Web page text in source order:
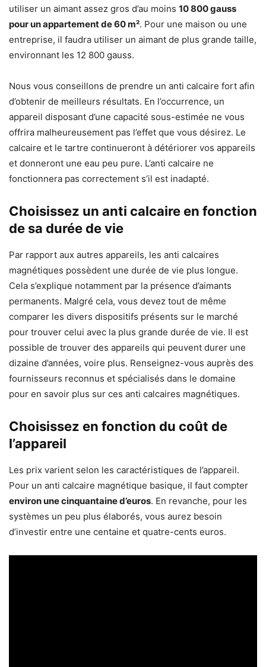
utiliser un aimant assez gros d’au moins 10 800 gauss
pour un appartement de 60 m². Pour une maison ou une
entreprise, il faudra utiliser un aimant de plus grande taille,
environnant les 12 800 gauss.
Nous vous conseillons de prendre un anti calcaire fort afin
d’obtenir de meilleurs résultats. En l’occurrence, un
appareil disposant d’une capacité sous-estimée ne vous
offrira malheureusement pas l’effet que vous désirez. Le
calcaire et le tartre continueront à détériorer vos appareils
et donneront une eau peu pure. L’anti calcaire ne
fonctionnera pas correctement s’il est inadapté.
Choisissez un anti calcaire en fonction
de sa durée de vie
Par rapport aux autres appareils, les anti calcaires
magnétiques possèdent une durée de vie plus longue.
Cela s’explique notamment par la présence d’aimants
permanents. Malgré cela, vous devez tout de même
comparer les divers dispositifs présents sur le marché
pour trouver celui avec la plus grande durée de vie. Il est
possible de trouver des appareils qui peuvent durer une
dizaine d’années, voire plus. Renseignez-vous auprès des
fournisseurs reconnus et spécialisés dans le domaine
pour en savoir plus sur ces anti calcaires magnétiques.
Choisissez en fonction du coût de
l’appareil
Les prix varient selon les caractéristiques de l’appareil.
Pour un anti calcaire magnétique basique, il faut compter
environ une cinquantaine d’euros. En revanche, pour les
systèmes un peu plus élaborés, vous aurez besoin
d’investir entre une centaine et quatre-cents euros.